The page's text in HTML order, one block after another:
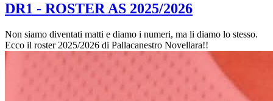
DR1 - ROSTER AS 2025/2026
Non siamo diventati matti e diamo i numeri, ma li diamo lo stesso.
Ecco il roster 2025/2026 di Pallacanestro Novellara!!